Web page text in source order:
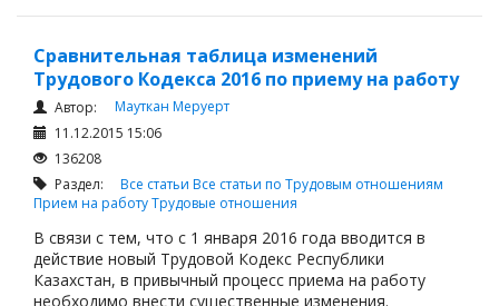
Сравнительная таблица изменений
Трудового Кодекса 2016 по приему на работу
Автор:
Мауткан Меруерт
11.12.2015 15:06
136208
Раздел: Все статьи Все статьи по Трудовым отношениям
Прием на работуТрудовые отношения
В связи с тем, что с 1 января 2016 года вводится в
действие новый Трудовой Кодекс Республики
Казахстан, в привычный процесс приема на работу
необходимо внести существенные изменения.